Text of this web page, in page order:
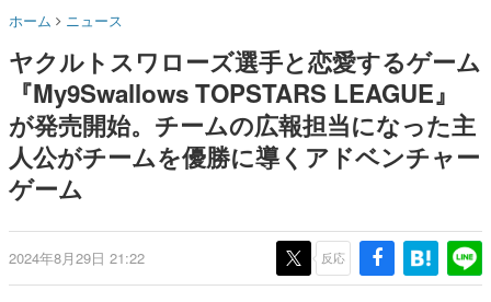
名作ゲームクリエイターの方々に製作時のエピソードをお
きます。
赫本
この物語を解いてはいけない。『赫本』は、〈試験問題〉
の形をした短編ホラー小説集です。
ゲーム世代の作家たち
ゲームに多大な影響を受けた作家さんに取材し、ゲームが
わいい
ホーム ニュース
ヤクルトスワローズ選手と恋愛するゲーム
『My9Swallows TOPSTARS LEAGUE』
が発売開始。チームの広報担当になった主
人公がチームを優勝に導くアドベンチャー
ゲーム
2024年8月29日 21:22 反応